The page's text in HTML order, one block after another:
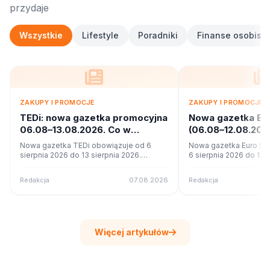
przydaje
Wszystkie Lifestyle Poradniki Finanse osobiste
ZAKUPY I PROMOCJE
TEDi: nowa gazetka promocyjna
06.08–13.08.2026. Co w
ofercie?
Nowa gazetka TEDi obowiązuje od 6
sierpnia 2026 do 13 sierpnia 2026.
Redakcja 07.08.2026
ZAKUPY I PROMOCJE
Nowa gazetka
promocje
Nowa gazetka Euro
6 sierpnia 2026 do 12
Redakcja
Więcej artykułów